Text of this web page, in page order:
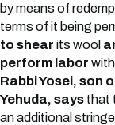
by means of
terms of it being
to shear its wool
perform labor
Rabbi Yosei, son
Yehuda, says that
an additional